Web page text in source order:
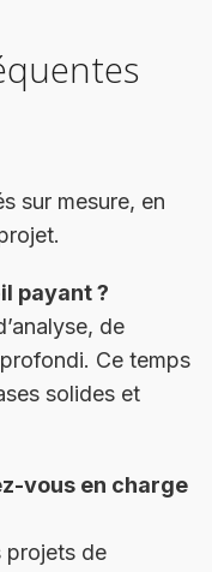
sur mesure, en
payant ?
de
Ce temps
solides et
vous en charge
projets de